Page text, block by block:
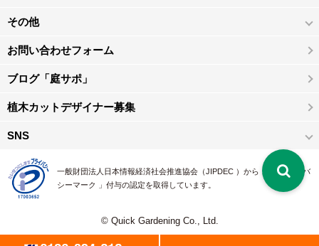
その他
お問い合わせフォーム
ブログ「庭サポ」
植木カットデザイナー募集
SNS
一般財団法人日本情報経済社会推進協会（JIPDEC ）から 、「 プライバ
シーマーク 」付与の認定を取得しています。
© Quick Gardening Co., Ltd.